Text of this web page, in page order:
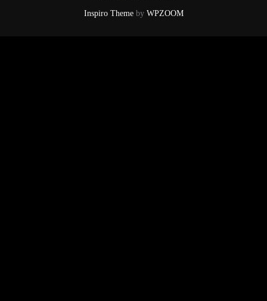
Inspiro Themeby WPZOOM